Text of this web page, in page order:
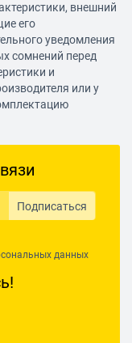
внешний
его
уведомления
сомнений перед
и
или у
Подписаться
данных